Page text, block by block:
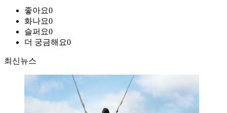
좋아요0
화나요0
슬퍼요0
더 궁금해요0
최신뉴스